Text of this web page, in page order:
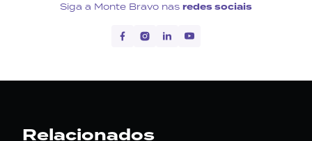
Siga a Monte Bravo nas redes sociais
Relacionados